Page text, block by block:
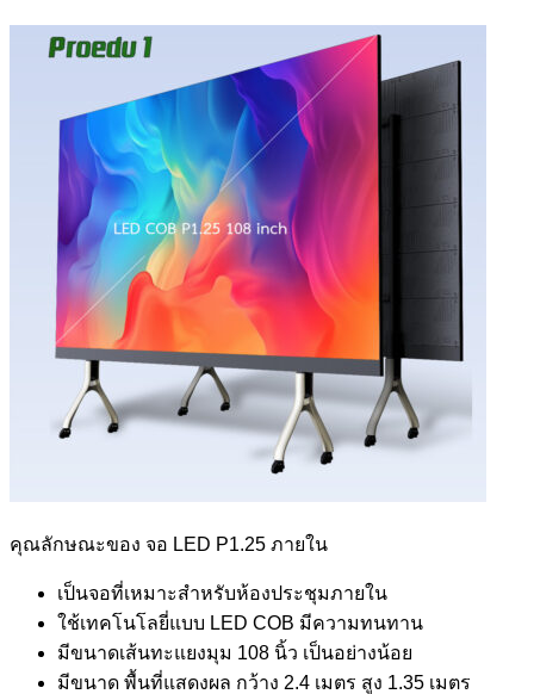
คุณลักษณะของ จอ LED P1.25 ภายใน
เป็นจอที่เหมาะสำหรับห้องประชุมภายใน
ใช้เทคโนโลยี่แบบ LED COB มีความทนทาน
มีขนาดเส้นทะแยงมุม 108 นิ้ว เป็นอย่างน้อย
มีขนาด พื้นที่แสดงผล กว้าง 2.4 เมตร สูง 1.35 เมตร